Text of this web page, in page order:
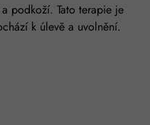
podkoží. Tato terapie je
k úlevě a uvolnění.